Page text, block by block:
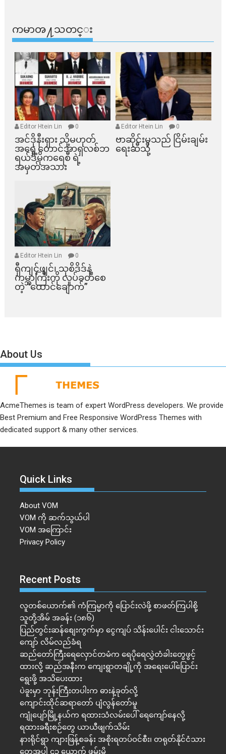
ကမာၻ႔သတင္း
Editor Htein Lin 0
အင်ဒိုနီးရှား သို့မဟုတ်
အရှေ့တောင်အာရှလစ်ဘ
ရယ်ဒီမိုကရေစီ ရဲ့
အမှတ်အသား
Editor Htein Lin 0
ဗာဆိုင်းမှသည် ငြိမ်းချမ်း
ရေးဆီသို့
Editor Htein Lin 0
ရှီကျင့်ဖျင်၊ သုစိဒိဒ်နဲ့
ကမ္ဘာကြီးကို လှုပ်ခတ်စေ
တဲ့ “ထောင်ချောက်”
About Us
AcmeThemes is team of expert WordPress developers. We provide
Best Premium and Free Responsive WordPress Themes with
dedicated support & many other services.
Quick Links
About VOM
VOM ကို ဆက်သွယ်ပါ
VOM အကြောင်း
Privacy Policy
Recent Posts
လူတစ်ယောက်၏ ကံကြမ္မာကို ပြောင်းလဲဖို့ စာဖတ်ကြပါစို့
သူတို့အိမ် အခန်း (၁၈၆)
ပြည်တွင်းဆန်စျေးကွက်မှာ ငွေကျပ် သိန်းပေါင်း ငါး​သောင်း
ကျော် လိမ်လည်ခံရ
ဆည်တော်ကြီးရေလှောင်တမံက ရေပိုရေလွှဲတံခါးတွေဖွင့်
ထားလို့ ဆည်အနီးက ကျေးရွာတချို့ကို အရေးပေါ်ပြောင်း
ရွေးဖို့ အသိပေးထား
ပဲခူးမှာ ဘုန်းကြီးတပါးက ဓားနဲ့ခုတ်လို့
ကျောင်းထိုင်ဆရာတော် ပျံလွန်တော်မူ
ကျုံပျော်မြို့နယ်က ရထားသံလမ်းပေါ် ရေကျော်နေလို့
ရထားခရီးစဉ်တွေ ယာယီဖျက်သိမ်း
နားရိုင်ရွာ ကျားဖြန့်စခန်း အစိုးရတပ်ဝင်စီး၊ တရုတ်နိုင်ငံသား
တွေအပါ ၄၃ ယောက် ဖမ်းမိ